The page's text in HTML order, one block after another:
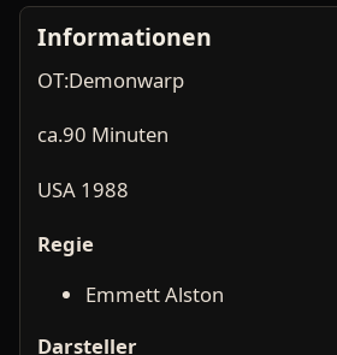
Informationen
OT:Demonwarp
ca.90 Minuten
USA 1988
Regie
Emmett Alston
Darsteller